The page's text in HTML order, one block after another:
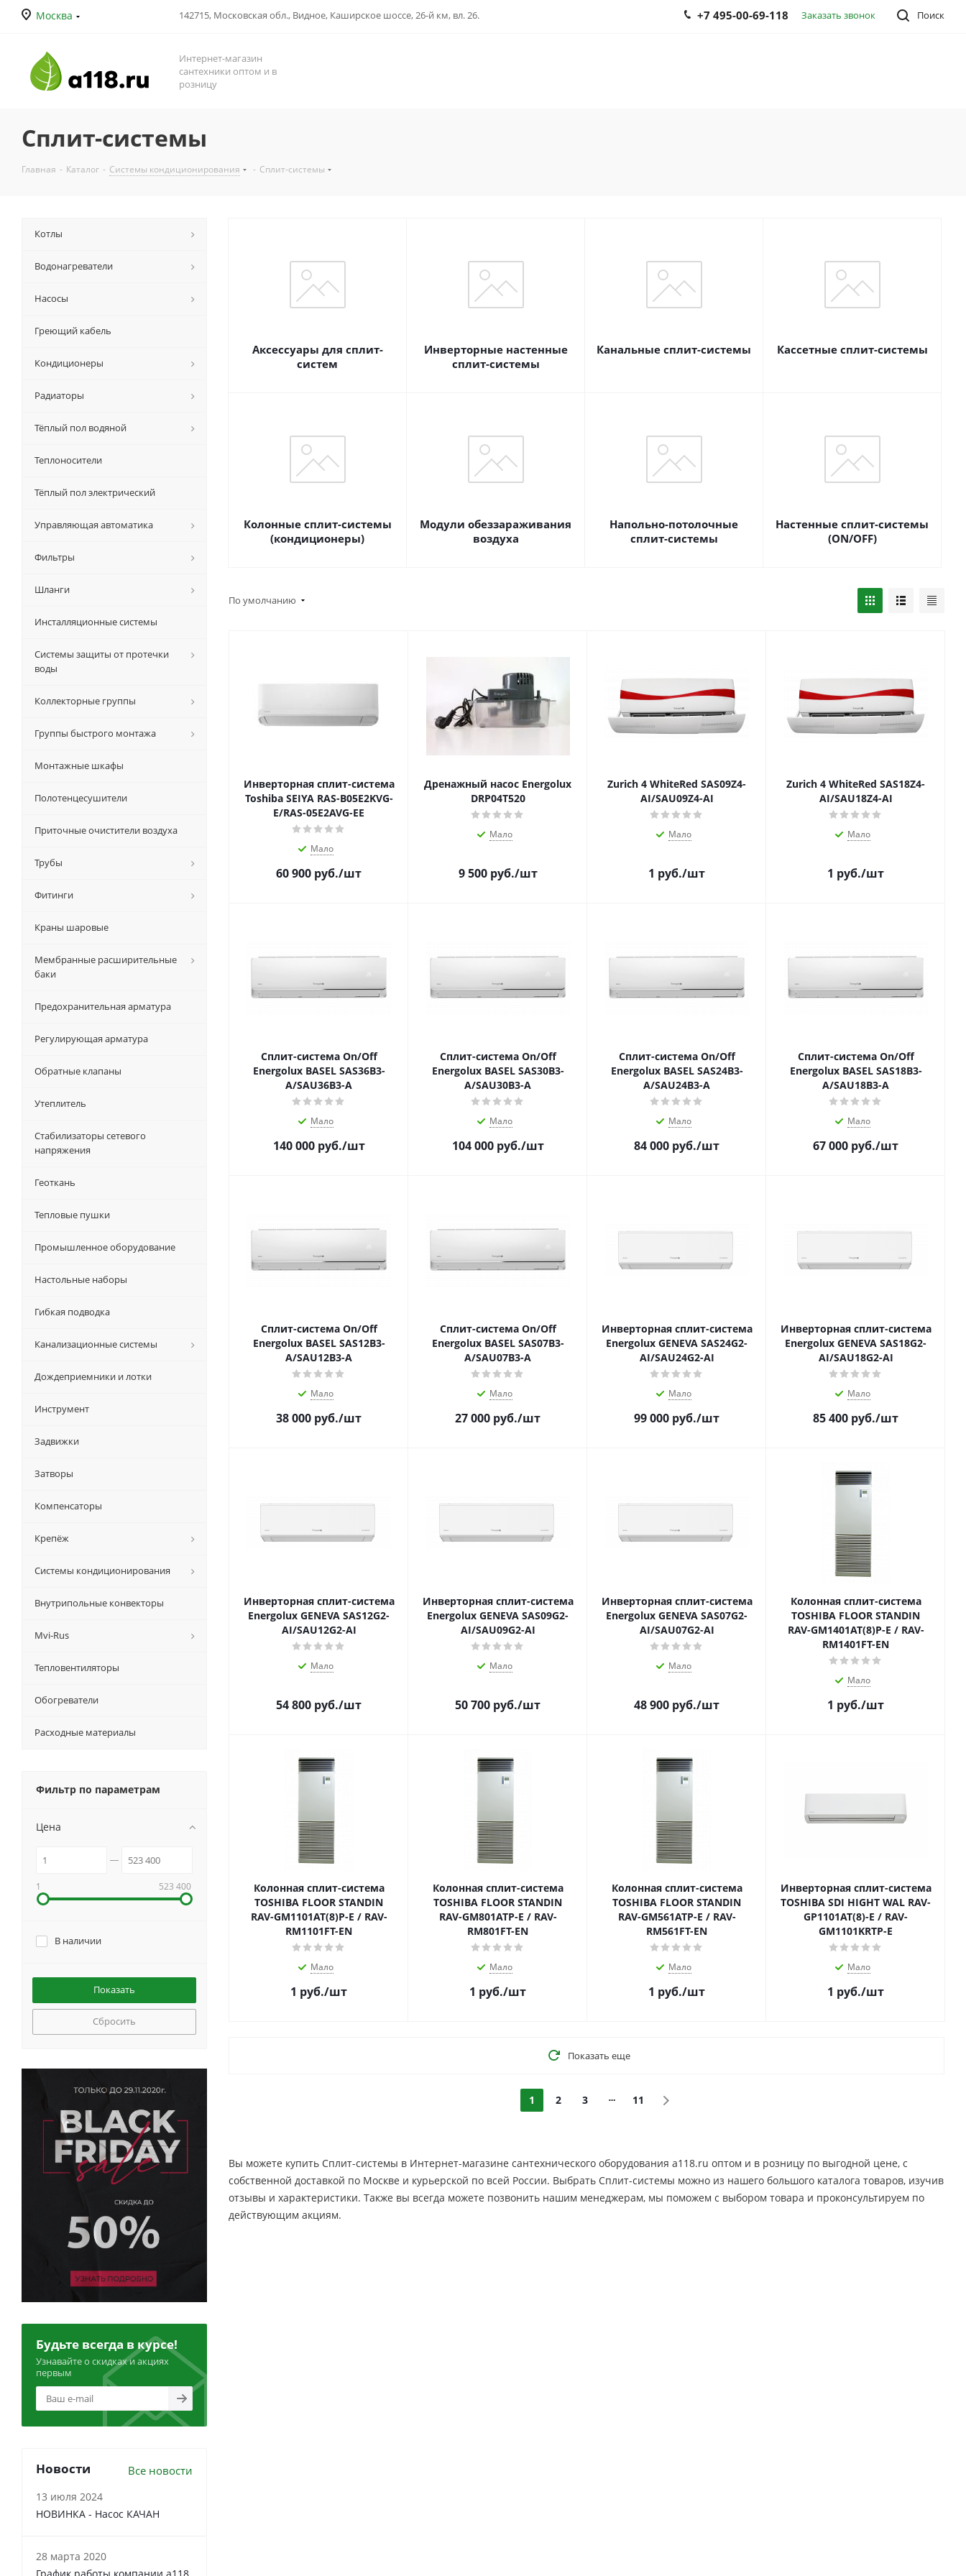
Москва 142715, Московская обл., Видное, Каширское шоссе, 26-й км, вл. 26. Поиск
+7 495-00-69-118 Заказать звонок
Интернет-магазин
сантехники оптом и в
розницу
Сплит-системы
Главная - Каталог - Системы кондиционирования - Сплит-системы
Аксессуары для сплит-
систем
Инверторные настенные
сплит-системы
Канальные сплит-системы Кассетные сплит-системы
Колонные сплит-системы
(кондиционеры)
Модули обеззараживания
воздуха
Напольно-потолочные
сплит-системы
Настенные сплит-системы
(ON/OFF)
По умолчанию
Инверторная сплит-система
Toshiba SEIYA RAS-B05E2KVG-
E/RAS-05E2AVG-EE
Мало
60 900 руб./шт
Дренажный насос Energolux
DRP04Т520
Мало
9 500руб./шт
Zurich 4 WhiteRed SAS09Z4-
AI/SAU09Z4-AI
Мало
1 руб./шт
Zurich 4 WhiteRed SAS18Z4-
AI/SAU18Z4-AI
Мало
1 руб./шт
Сплит-система On/Off
Energolux BASEL SAS36B3-
A/SAU36B3-A
Мало
140 000руб./шт
Сплит-система On/Off
Energolux BASEL SAS30B3-
A/SAU30B3-A
Мало
104 000руб./шт
Сплит-система On/Off
Energolux BASEL SAS24B3-
A/SAU24B3-A
Мало
84 000 руб./шт
Сплит-система On/Off
Energolux BASEL SAS18B3-
A/SAU18B3-A
Мало
67 000 руб./шт
Сплит-система On/Off
Energolux BASEL SAS12B3-
A/SAU12B3-A
Мало
38 000 руб./шт
Сплит-система On/Off
Energolux BASEL SAS07B3-
A/SAU07B3-A
Мало
27 000 руб./шт
Инверторная сплит-система
Energolux GENEVA SAS24G2-
AI/SAU24G2-AI
Мало
99 000 руб./шт
Инверторная сплит-система
Energolux GENEVA SAS18G2-
AI/SAU18G2-AI
Мало
85 400 руб./шт
Инверторная сплит-система
Energolux GENEVA SAS12G2-
AI/SAU12G2-AI
Мало
54 800 руб./шт
Инверторная сплит-система
Energolux GENEVA SAS09G2-
AI/SAU09G2-AI
Мало
50 700 руб./шт
Инверторная сплит-система
Energolux GENEVA SAS07G2-
AI/SAU07G2-AI
Мало
48 900 руб./шт
Колонная сплит-система
TOSHIBA FLOOR STANDIN
RAV-GM1401AT(8)P-E / RAV-
RM1401FT-EN
Мало
1 руб./шт
Колонная сплит-система
TOSHIBA FLOOR STANDIN
RAV-GM1101AT(8)P-E / RAV-
RM1101FT-EN
Мало
1 руб./шт
Колонная сплит-система
TOSHIBA FLOOR STANDIN
RAV-GM801ATP-E / RAV-
RM801FT-EN
Мало
1 руб./шт
Колонная сплит-система
TOSHIBA FLOOR STANDIN
RAV-GM561ATP-E / RAV-
RM561FT-EN
Мало
1 руб./шт
Инверторная сплит-система
TOSHIBA SDI HIGHT WAL RAV-
GP1101AT(8)-E / RAV-
GM1101KRTP-E
Мало
1 руб./шт
Показать еще
1 2 3 11
Вы можете купить Сплит-системы в Интернет-магазине сантехнического оборудования a118.ru оптом и в розницу по выгодной цене, c
собственной доставкой по Москве и курьерской по всей России. Выбрать Сплит-системы можно из нашего большого каталога товаров, изучив
отзывы и характеристики. Также вы всегда можете позвонить нашим менеджерам, мы поможем с выбором товара и проконсультируем по
действующим акциям.
Котлы
Водонагреватели
Насосы
Греющий кабель
Кондиционеры
Радиаторы
Тёплый пол водяной
Теплоносители
Тёплый пол электрический
Управляющая автоматика
Фильтры
Шланги
Инсталляционные системы
Системы защиты от протечки
воды
Коллекторные группы
Группы быстрого монтажа
Монтажные шкафы
Полотенцесушители
Приточные очистители воздуха
Трубы
Фитинги
Краны шаровые
Мембранные расширительные
баки
Предохранительная арматура
Регулирующая арматура
Обратные клапаны
Утеплитель
Стабилизаторы сетевого
напряжения
Геоткань
Тепловые пушки
Промышленное оборудование
Настольные наборы
Гибкая подводка
Канализационные системы
Дождеприемники и лотки
Инструмент
Задвижки
Затворы
Компенсаторы
Крепёж
Системы кондиционирования
Внутрипольные конвекторы
Mvi-Rus
Тепловентиляторы
Обогреватели
Расходные материалы
Фильтр по параметрам
Цена
1 523 400
В наличии
Сбросить
Будьте всегда в курсе!
Узнавайте о скидках и акциях
первым
Новости Все новости
13 июля 2024
НОВИНКА - Насос КАЧАН
28 марта 2020